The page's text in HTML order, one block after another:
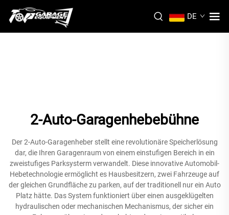
DE
2-Auto-Garagenhebebühne
Der 2-Auto-Garagenheber stellt eine revolutionäre Speicherlösung
dar, die Ihren Garagenraum von einem einstufigen Bereich in ein
zweistufiges Parksysterm verwandelt. Diese innovative Automobil-
Hebetechnologie ermöglicht es Hausbesitzern, zwei Fahrzeuge auf
der gleichen Grundfläche zu parken, auf der traditionell nur ein Auto
Platz hätte. Das System funktioniert über einen ausgeklügelten
hydraulischen oder mechanischen Mechanismus, der sicher ein